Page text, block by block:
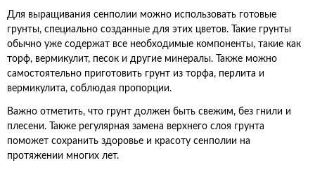
Для выращивания сенполии можно использовать готовые
грунты, специально созданные для этих цветов. Такие грунты
обычно уже содержат все необходимые компоненты, такие как
торф, вермикулит, песок и другие минералы. Также можно
самостоятельно приготовить грунт из торфа, перлита и
вермикулита, соблюдая пропорции.
Важно отметить, что грунт должен быть свежим, без гнили и
плесени. Также регулярная замена верхнего слоя грунта
поможет сохранить здоровье и красоту сенполии на
протяжении многих лет.